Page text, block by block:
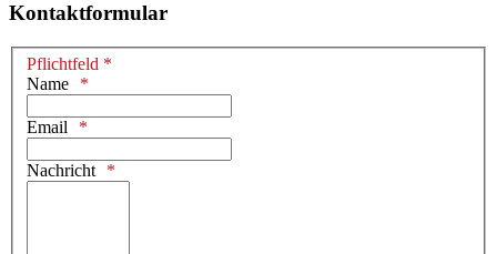
Kontaktformular
Pflichtfeld *
Name
Email
Nachricht